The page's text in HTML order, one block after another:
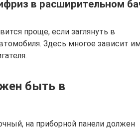
в расширительном
проще, если заглянуть в
Здесь многое зависит
быть в
на приборной панели должен